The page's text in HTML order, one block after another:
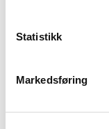
Statistikk
Markedsføring
introdusert for
det øving som gir
og lydar i språket.
Verktøyet har
førebu seg til